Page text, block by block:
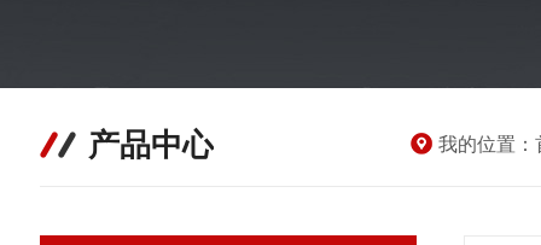
产品中心 我的位置：